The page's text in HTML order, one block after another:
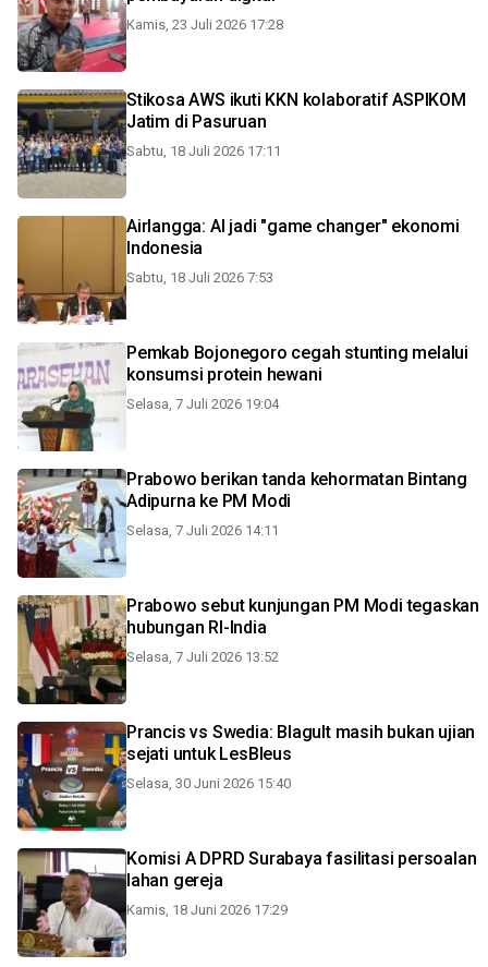
Kamis, 23 Juli 2026 17:28
Stikosa AWS ikuti KKN kolaboratif ASPIKOM
Jatim di Pasuruan
Sabtu, 18 Juli 2026 17:11
Airlangga: AI jadi "game changer" ekonomi
Indonesia
Sabtu, 18 Juli 2026 7:53
Pemkab Bojonegoro cegah stunting melalui
konsumsi protein hewani
Selasa, 7 Juli 2026 19:04
Prabowo berikan tanda kehormatan Bintang
Adipurna ke PM Modi
Selasa, 7 Juli 2026 14:11
Prabowo sebut kunjungan PM Modi tegaskan
hubungan RI-India
Selasa, 7 Juli 2026 13:52
Prancis vs Swedia: Blagult masih bukan ujian
sejati untuk LesBleus
Selasa, 30 Juni 2026 15:40
Komisi A DPRD Surabaya fasilitasi persoalan
lahan gereja
Kamis, 18 Juni 2026 17:29